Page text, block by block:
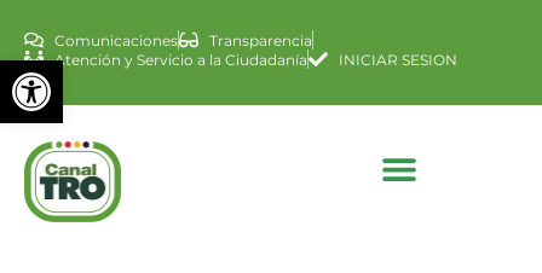
Abrir barra de
Comunicaciones
Transparencia
Atención y Servicio a la Ciudadanía
INICIAR SESION